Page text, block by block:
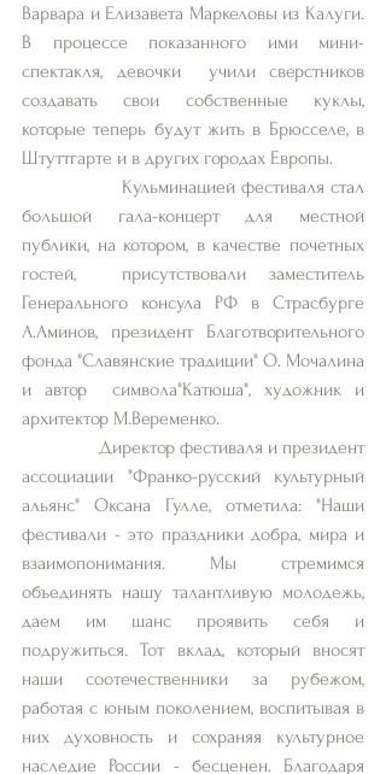
Варвара и Елизавета Маркеловы из Калуги.
В процессе показанного ими мини-
спектакля, девочки  учили сверстников
создавать свои собственные куклы,
которые теперь будут жить в Брюсселе, в
Штуттгарте и в других городах Европы.
большой гала-концерт для местной
публики, на котором, в качестве почетных
гостей,  присутствовали заместитель
Генерального консула РФ в Страсбурге
А.Аминов, президент Благотворительного
фонда "Славянские традиции" О. Мочалина
и автор  символа"Катюша", художник и
архитектор М.Веременко.
ассоциации "Франко-русский культурный
альянс" Оксана Гулле, отметила: "Наши
фестивали - это праздники добра, мира и
взаимопонимания. Мы стремимся
объединять нашу талантливую молодежь,
даем им шанс проявить себя и
подружиться. Тот вклад, который вносят
наши соотечественники за рубежом,
работая с юным поколением, воспитывая в
них духовность и сохраняя культурное
наследие России - бесценен. Благодаря